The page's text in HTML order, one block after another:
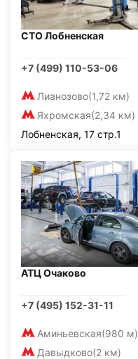
СТО Лобненская
+7 (499) 110-53-06
Лианозово(1,72 км)
Яхромская(2,34 км)
Лобненская, 17 стр.1
АТЦ Очаково
+7 (495) 152-31-11
Аминьевская(980 м)
Давыдково(2 км)